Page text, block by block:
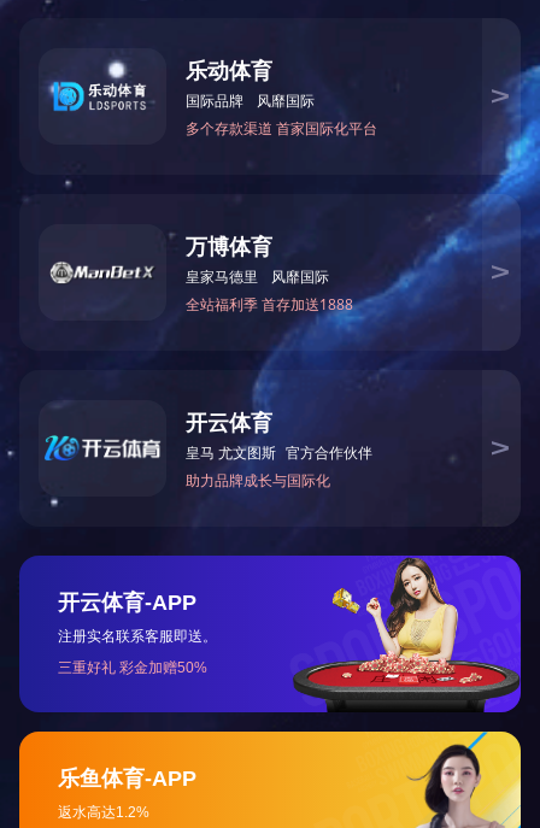
上一篇： 2025全国两会《政府工作报告》要点
下一篇：
咨询与了解
电 话：0745-2261111